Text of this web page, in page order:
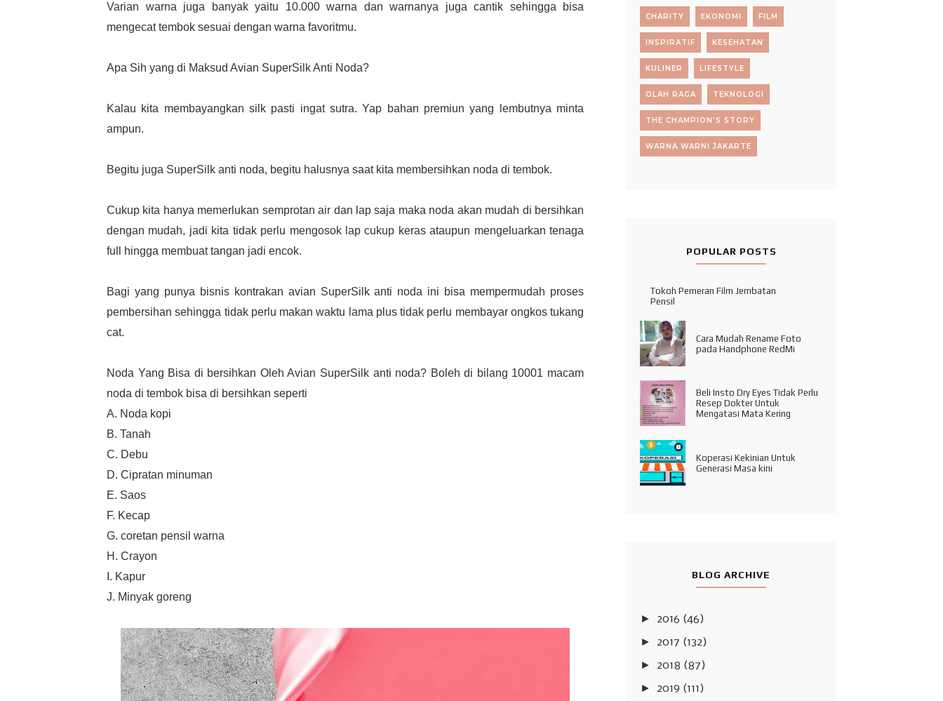
Varian warna juga banyak yaitu 10.000 warna dan warnanya juga cantik sehingga bisa
mengecat tembok sesuai dengan warna favoritmu.
Apa Sih yang di Maksud Avian SuperSilk Anti Noda?
Kalau kita membayangkan silk pasti ingat sutra. Yap bahan premiun yang lembutnya minta
ampun.
Begitu juga SuperSilk anti noda, begitu halusnya saat kita membersihkan noda di tembok.
Cukup kita hanya memerlukan semprotan air dan lap saja maka noda akan mudah di bersihkan
dengan mudah, jadi kita tidak perlu mengosok lap cukup keras ataupun mengeluarkan tenaga
full hingga membuat tangan jadi encok.
Bagi yang punya bisnis kontrakan avian SuperSilk anti noda ini bisa mempermudah proses
pembersihan sehingga tidak perlu makan waktu lama plus tidak perlu membayar ongkos tukang
cat.
Noda Yang Bisa di bersihkan Oleh Avian SuperSilk anti noda? Boleh di bilang 10001 macam
noda di tembok bisa di bersihkan seperti
A. Noda kopi
B. Tanah
C. Debu
D. Cipratan minuman
E. Saos
F. Kecap
G. coretan pensil warna
H. Crayon
I. Kapur
J. Minyak goreng
CHARITY EKONOMI FILM
INSPIRATIF KESEHATAN
KULINER LIFESTYLE
OLAH RAGA TEKNOLOGI
THE CHAMPION'S STORY
WARNA WARNI JAKARTE
POPULAR POSTS
Tokoh Pemeran Film Jembatan
Pensil
Cara Mudah Rename Foto
pada Handphone RedMi
Beli Insto Dry Eyes Tidak Perlu
Resep Dokter Untuk
Mengatasi Mata Kering
Koperasi Kekinian Untuk
Generasi Masa kini
BLOG ARCHIVE
► 2016 (46)
► 2017 (132)
► 2018 (87)
► 2019 (111)